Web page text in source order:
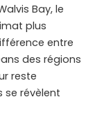
Bay, le
plus
entre
des régions
reste
se révèlent